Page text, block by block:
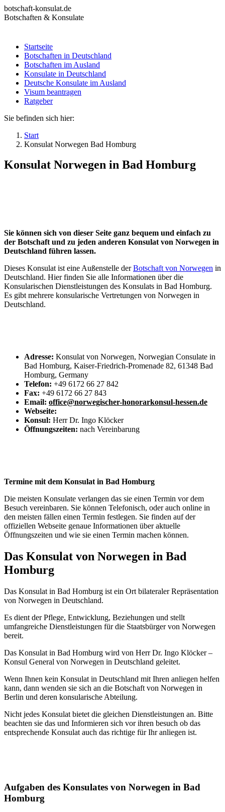
Zum
Inhalt
botschaft-konsulat.de
Botschaften & Konsulate
Startseite
Botschaften in Deutschland
Botschaften im Ausland
Konsulate in Deutschland
Deutsche Konsulate im Ausland
Visum beantragen
Ratgeber
Startseite
Botschaften in Deutschland
Botschaften im Ausland
Konsulate in Deutschland
Deutsche Konsulate im Ausland
Visum beantragen
Ratgeber
Sie befinden sich hier:
Start
Konsulat Norwegen Bad Homburg
Konsulat Norwegen in Bad Homburg
Sie können sich von dieser Seite ganz bequem und einfach zu
der Botschaft und zu jeden anderen Konsulat von Norwegen in
Deutschland führen lassen.
Dieses Konsulat ist eine Außenstelle derBotschaft von Norwegen in
Deutschland. Hier finden Sie alle Informationen über die
Konsularischen Dienstleistungen des Konsulats in Bad Homburg.
Es gibt mehrere konsularische Vertretungen von Norwegen in
Deutschland.
Adresse: Konsulat von Norwegen, Norwegian Consulate in
Bad Homburg, Kaiser-Friedrich-Promenade 82, 61348 Bad
Homburg, Germany
Telefon: +49 6172 66 27 842
Fax: +49 6172 66 27 843
Email: office@norwegischer-honorarkonsul-hessen.de
Webseite:
Konsul: Herr Dr. Ingo Klöcker
Öffnungszeiten: nach Vereinbarung
Termine mit dem Konsulat in Bad Homburg
Die meisten Konsulate verlangen das sie einen Termin vor dem
Besuch vereinbaren. Sie können Telefonisch, oder auch online in
den meisten fällen einen Termin festlegen. Sie finden auf der
offiziellen Webseite genaue Informationen über aktuelle
Öffnungszeiten und wie sie einen Termin machen können.
Das Konsulat von Norwegen in Bad
Homburg
Das Konsulat in Bad Homburg ist ein Ort bilateraler Repräsentation
von Norwegen in Deutschland.
Es dient der Pflege, Entwicklung, Beziehungen und stellt
umfangreiche Dienstleistungen für die Staatsbürger von Norwegen
bereit.
Das Konsulat in Bad Homburg wird von Herr Dr. Ingo Klöcker –
Konsul General von Norwegen in Deutschland geleitet.
Wenn Ihnen kein Konsulat in Deutschland mit Ihren anliegen helfen
kann, dann wenden sie sich an die Botschaft von Norwegen in
Berlin und deren konsularische Abteilung.
Nicht jedes Konsulat bietet die gleichen Dienstleistungen an. Bitte
beachten sie das und Informieren sich vor ihren besuch ob das
entsprechende Konsulat auch das richtige für Ihr anliegen ist.
Aufgaben des Konsulates von Norwegen in Bad
Homburg